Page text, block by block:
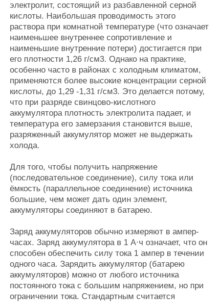
электролит, состоящий из разбавленной серной
кислоты. Наибольшая проводимость этого
раствора при комнатной температуре (что означает
наименьшее внутреннее сопротивление и
наименьшие внутренние потери) достигается при
его плотности 1,26 г/см3. Однако на практике,
особенно часто в районах с холодным климатом,
применяются более высокие концентрации серной
кислоты, до 1,29 -1,31 г/см3. Это делается потому,
что при разряде свинцово-кислотного
аккумулятора плотность электролита падает, и
температура его замерзания становится выше,
разряженный аккумулятор может не выдержать
холода.
Для того, чтобы получить напряжение
(последовательное соединение), силу тока или
ёмкость (параллельное соединение) источника
большие, чем может дать один элемент,
аккумуляторы соединяют в батарею.
Заряд аккумуляторов обычно измеряют в ампер-
часах. Заряд аккумулятора в 1 А·ч означает, что он
способен обеспечить силу тока 1 ампер в течении
одного часа. Зарядить аккумулятор (батарею
аккумуляторов) можно от любого источника
постоянного тока с большим напряжением, но при
ограничении тока. Стандартным считается